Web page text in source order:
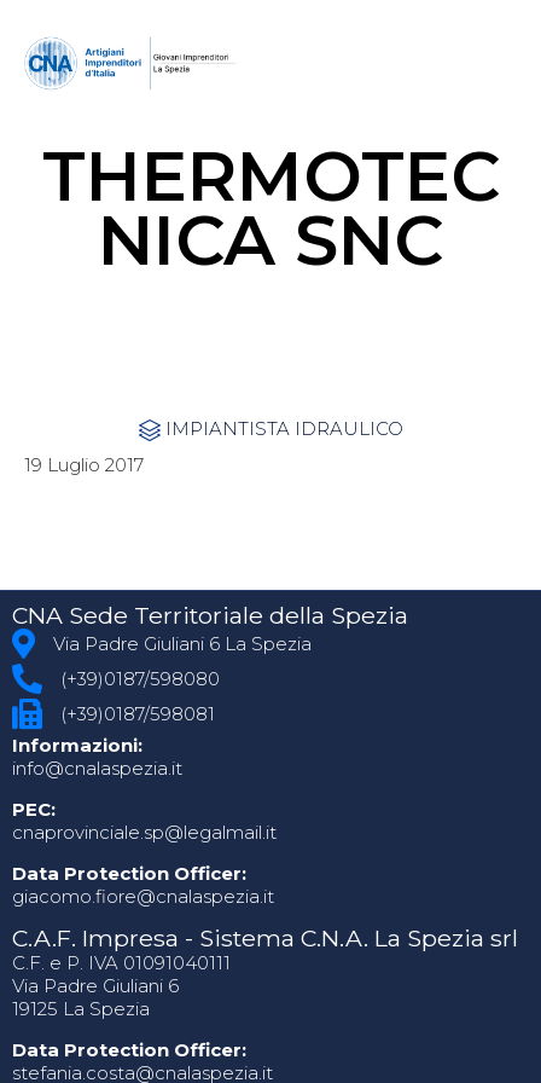
THERMOTEC
NICA SNC
 Category
IMPIANTISTA IDRAULICO
19 Luglio 2017
CNA Sede Territoriale della Spezia
Via Padre Giuliani 6 La Spezia
(+39)0187/598080
(+39)0187/598081
Informazioni:
info@cnalaspezia.it
PEC:
cnaprovinciale.sp@legalmail.it
Data Protection Officer:
giacomo.fiore@cnalaspezia.it
C.A.F. Impresa - Sistema C.N.A. La Spezia srl
C.F. e P. IVA 01091040111
Via Padre Giuliani 6
19125 La Spezia
Data Protection Officer:
stefania.costa@cnalaspezia.it